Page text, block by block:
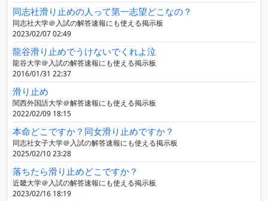
同志社滑り止めの人って第一志望どこなの？
同志社大学＠入試の解答速報にも使える掲示板
2023/02/07 02:49
龍谷滑り止めでうけないでくれよ泣
龍谷大学＠入試の解答速報にも使える掲示板
2016/01/31 22:37
滑り止め
関西外国語大学＠解答速報にも使える掲示板
2022/02/09 18:15
本命どこですか？同女滑り止めですか？
同志社女子大学＠入試の解答速報にも使える掲示板
2025/02/10 23:28
落ちたら滑り止めどこですか？
近畿大学＠入試の解答速報にも使える掲示板
2023/02/16 18:19